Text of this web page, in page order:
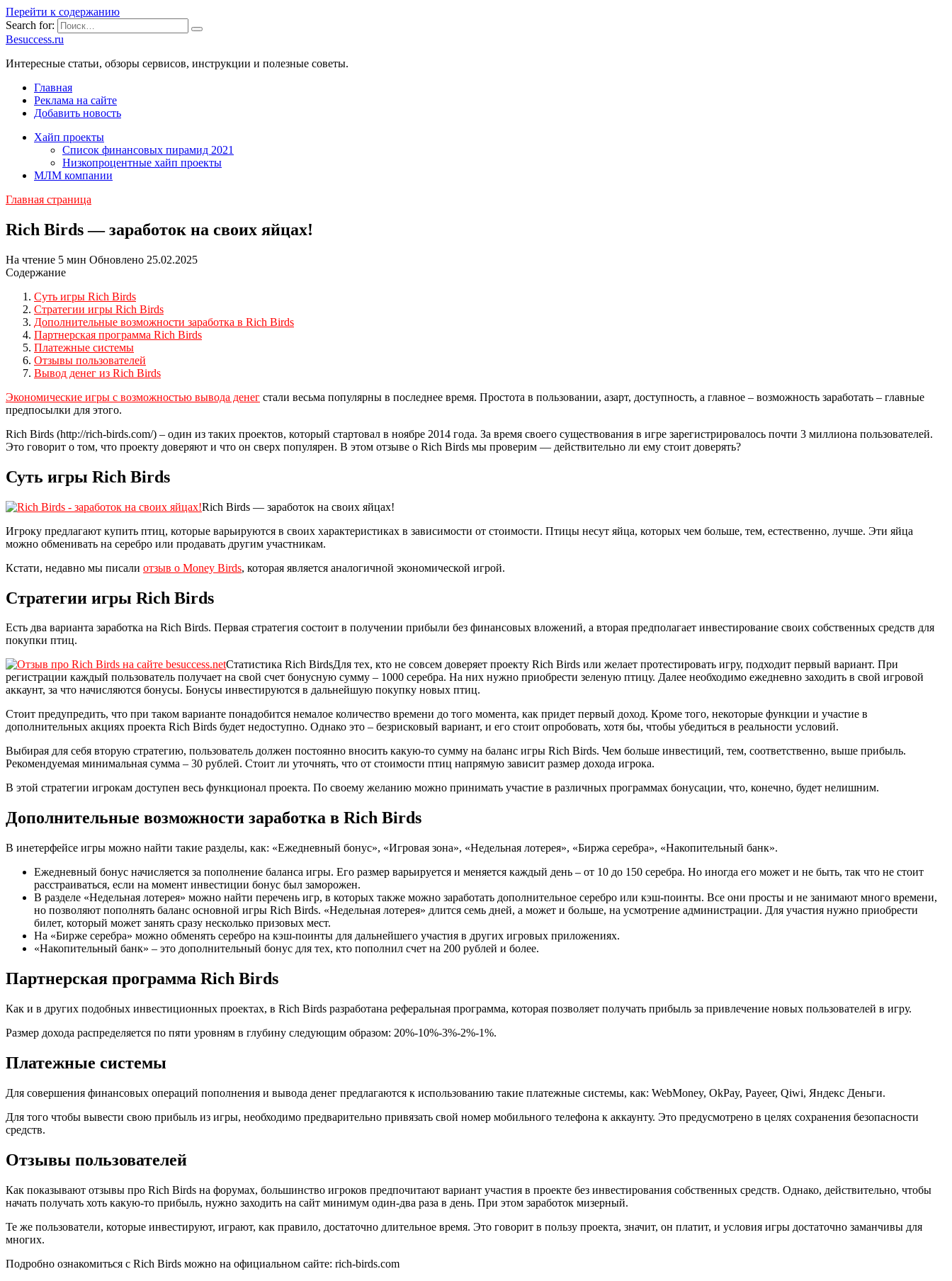
Перейти к содержанию
Search for:
Besuccess.ru
Интересные статьи, обзоры сервисов, инструкции и полезные советы.
Главная
Реклама на сайте
Добавить новость
Хайп проекты
Список финансовых пирамид 2021
Низкопроцентные хайп проекты
МЛМ компании
Главная страница
Rich Birds — заработок на своих яйцах!
На чтение 5 мин Обновлено 25.02.2025
Содержание
Суть игры Rich Birds
Стратегии игры Rich Birds
Дополнительные возможности заработка в Rich Birds
Партнерская программа Rich Birds
Платежные системы
Отзывы пользователей
Вывод денег из Rich Birds
Экономические игры с возможностью вывода денег стали весьма популярны в последнее время. Простота в пользовании, азарт, доступность, а главное – возможность заработать – главные
предпосылки для этого.
Rich Birds (http://rich-birds.com/) – один из таких проектов, который стартовал в ноябре 2014 года. За время своего существования в игре зарегистрировалось почти 3 миллиона пользователей.
Это говорит о том, что проекту доверяют и что он сверх популярен. В этом отзыве о Rich Birds мы проверим — действительно ли ему стоит доверять?
Суть игры Rich Birds
Rich Birds — заработок на своих яйцах!
Игроку предлагают купить птиц, которые варьируются в своих характеристиках в зависимости от стоимости. Птицы несут яйца, которых чем больше, тем, естественно, лучше. Эти яйца
можно обменивать на серебро или продавать другим участникам.
Кстати, недавно мы писали отзыв о Money Birds, которая является аналогичной экономической игрой.
Стратегии игры Rich Birds
Есть два варианта заработка на Rich Birds. Первая стратегия состоит в получении прибыли без финансовых вложений, а вторая предполагает инвестирование своих собственных средств для
покупки птиц.
Статистика Rich BirdsДля тех, кто не совсем доверяет проекту Rich Birds или желает протестировать игру, подходит первый вариант. При
регистрации каждый пользователь получает на свой счет бонусную сумму – 1000 серебра. На них нужно приобрести зеленую птицу. Далее необходимо ежедневно заходить в свой игровой
аккаунт, за что начисляются бонусы. Бонусы инвестируются в дальнейшую покупку новых птиц.
Стоит предупредить, что при таком варианте понадобится немалое количество времени до того момента, как придет первый доход. Кроме того, некоторые функции и участие в
дополнительных акциях проекта Rich Birds будет недоступно. Однако это – безрисковый вариант, и его стоит опробовать, хотя бы, чтобы убедиться в реальности условий.
Выбирая для себя вторую стратегию, пользователь должен постоянно вносить какую-то сумму на баланс игры Rich Birds. Чем больше инвестиций, тем, соответственно, выше прибыль.
Рекомендуемая минимальная сумма – 30 рублей. Стоит ли уточнять, что от стоимости птиц напрямую зависит размер дохода игрока.
В этой стратегии игрокам доступен весь функционал проекта. По своему желанию можно принимать участие в различных программах бонусации, что, конечно, будет нелишним.
Дополнительные возможности заработка в Rich Birds
В инетерфейсе игры можно найти такие разделы, как: «Ежедневный бонус», «Игровая зона», «Недельная лотерея», «Биржа серебра», «Накопительный банк».
Ежедневный бонус начисляется за пополнение баланса игры. Его размер варьируется и меняется каждый день – от 10 до 150 серебра. Но иногда его может и не быть, так что не стоит
расстраиваться, если на момент инвестиции бонус был заморожен.
В разделе «Недельная лотерея» можно найти перечень игр, в которых также можно заработать дополнительное серебро или кэш-поинты. Все они просты и не занимают много времени,
но позволяют пополнять баланс основной игры Rich Birds. «Недельная лотерея» длится семь дней, а может и больше, на усмотрение администрации. Для участия нужно приобрести
билет, который может занять сразу несколько призовых мест.
На «Бирже серебра» можно обменять серебро на кэш-поинты для дальнейшего участия в других игровых приложениях.
«Накопительный банк» – это дополнительный бонус для тех, кто пополнил счет на 200 рублей и более.
Партнерская программа Rich Birds
Как и в других подобных инвестиционных проектах, в Rich Birds разработана реферальная программа, которая позволяет получать прибыль за привлечение новых пользователей в игру.
Размер дохода распределяется по пяти уровням в глубину следующим образом: 20%-10%-3%-2%-1%.
Платежные системы
Для совершения финансовых операций пополнения и вывода денег предлагаются к использованию такие платежные системы, как: WebMoney, OkPay, Payeer, Qiwi, Яндекс Деньги.
Для того чтобы вывести свою прибыль из игры, необходимо предварительно привязать свой номер мобильного телефона к аккаунту. Это предусмотрено в целях сохранения безопасности
средств.
Отзывы пользователей
Как показывают отзывы про Rich Birds на форумах, большинство игроков предпочитают вариант участия в проекте без инвестирования собственных средств. Однако, действительно, чтобы
начать получать хоть какую-то прибыль, нужно заходить на сайт минимум один-два раза в день. При этом заработок мизерный.
Те же пользователи, которые инвестируют, играют, как правило, достаточно длительное время. Это говорит в пользу проекта, значит, он платит, и условия игры достаточно заманчивы для
многих.
Подробно ознакомиться с Rich Birds можно на официальном сайте: rich-birds.com